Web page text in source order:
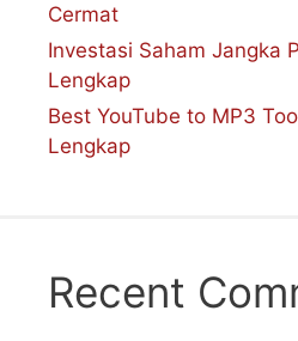
Cermat
Investasi Saham Jangka
Lengkap
Best YouTube to MP3
Lengkap
Recent